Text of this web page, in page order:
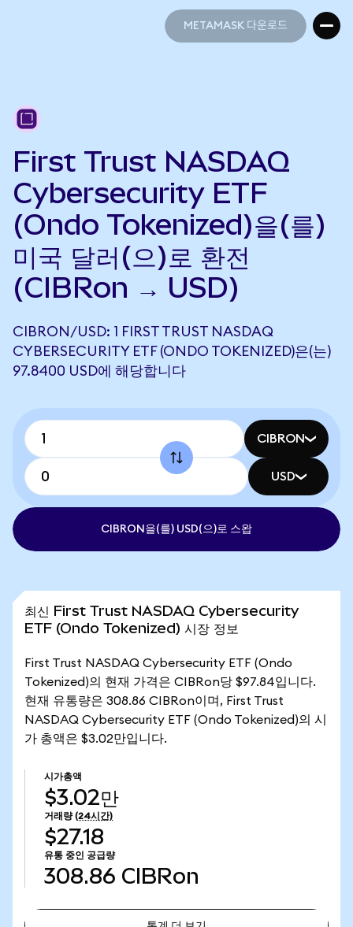
METAMASK 다운로드
First Trust NASDAQ
Cybersecurity ETF
(Ondo Tokenized)을(를)
미국 달러(으)로 환전
(CIBRon → USD)
CIBRON/USD: 1 FIRST TRUST NASDAQ
CYBERSECURITY ETF (ONDO TOKENIZED)은(는)
97.8400 USD에 해당합니다
CIBRON
USD
CIBRON을(를) USD(으)로 스왑
최신 First Trust NASDAQ Cybersecurity
ETF (Ondo Tokenized) 시장 정보
First Trust NASDAQ Cybersecurity ETF (Ondo
Tokenized)의 현재 가격은 CIBRon당 $97.84입니다.
현재 유통량은 308.86 CIBRon이며, First Trust
NASDAQ Cybersecurity ETF (Ondo Tokenized)의 시
가 총액은 $3.02만입니다.
시가총액
$3.02만
거래량 (24시간)
$27.18
유통 중인 공급량
308.86 CIBRon